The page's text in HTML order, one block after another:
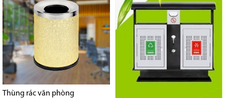
Thùng rác văn phòng